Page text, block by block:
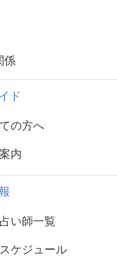
係
ド
の方へ
内
い師一覧
ケジュール